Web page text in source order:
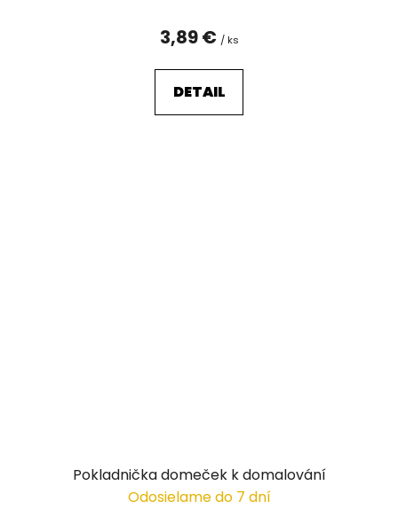
3,89 € / ks
DETAIL
Pokladnička domeček k domalování
Odosielame do 7 dní